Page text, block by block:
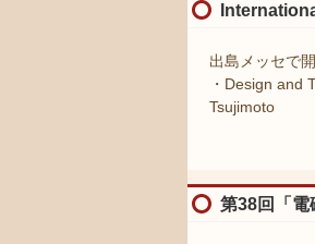
出島メッセで
・Design and
Tsujimoto
第38回「電